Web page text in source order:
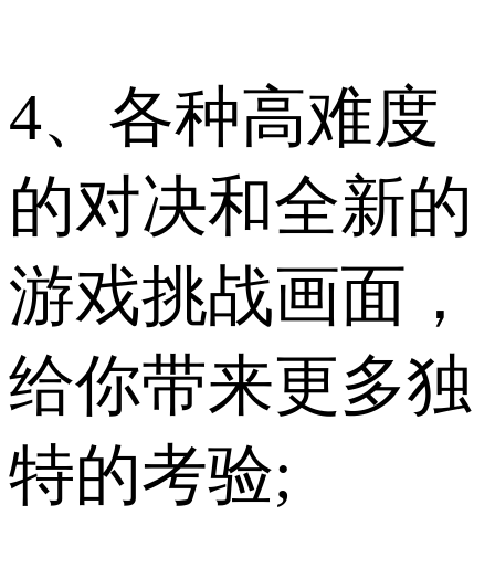
4、各种高难度
的对决和全新的
游戏挑战画面，
给你带来更多独
特的考验;